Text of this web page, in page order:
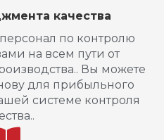
качества
по контролю
на всем пути от
Вы можете
для прибыльного
системе контроля